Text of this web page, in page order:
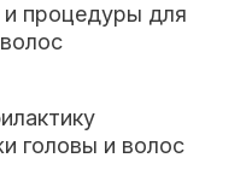
процедуры для
головы и волос